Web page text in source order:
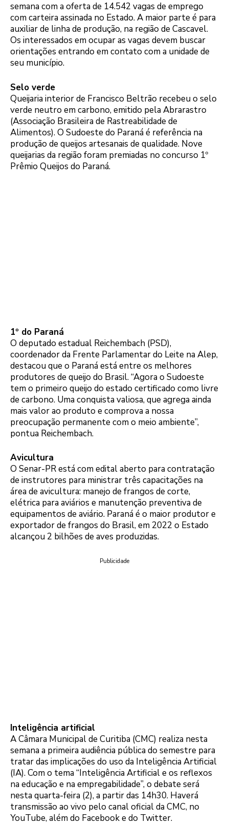
semana com a oferta de 14.542 vagas de emprego
com carteira assinada no Estado. A maior parte é para
auxiliar de linha de produção, na região de Cascavel.
Os interessados em ocupar as vagas devem buscar
orientações entrando em contato com a unidade de
seu município.
Selo verde
Queijaria interior de Francisco Beltrão recebeu o selo
verde neutro em carbono, emitido pela Abrarastro
(Associação Brasileira de Rastreabilidade de
Alimentos). O Sudoeste do Paraná é referência na
produção de queijos artesanais de qualidade. Nove
queijarias da região foram premiadas no concurso 1º
Prêmio Queijos do Paraná.
1º do Paraná
O deputado estadual Reichembach (PSD),
coordenador da Frente Parlamentar do Leite na Alep,
destacou que o Paraná está entre os melhores
produtores de queijo do Brasil. “Agora o Sudoeste
tem o primeiro queijo do estado certificado como livre
de carbono. Uma conquista valiosa, que agrega ainda
mais valor ao produto e comprova a nossa
preocupação permanente com o meio ambiente”,
pontua Reichembach.
Avicultura
O Senar-PR está com edital aberto para contratação
de instrutores para ministrar três capacitações na
área de avicultura: manejo de frangos de corte,
elétrica para aviários e manutenção preventiva de
equipamentos de aviário. Paraná é o maior produtor e
exportador de frangos do Brasil, em 2022 o Estado
alcançou 2 bilhões de aves produzidas.
Publicidade
Inteligência artificial
A Câmara Municipal de Curitiba (CMC) realiza nesta
semana a primeira audiência pública do semestre para
tratar das implicações do uso da Inteligência Artificial
(IA). Com o tema “Inteligência Artificial e os reflexos
na educação e na empregabilidade”, o debate será
nesta quarta-feira (2), a partir das 14h30. Haverá
transmissão ao vivo pelo canal oficial da CMC, no
YouTube, além do Facebook e do Twitter.